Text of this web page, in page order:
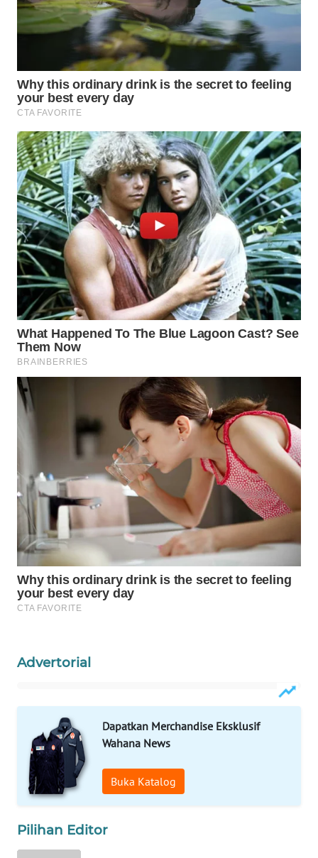
Advertorial
Dapatkan Merchandise Eksklusif
Wahana News
Buka Katalog
Pilihan Editor
TRAVEL
WAHANANEWS
ID
WAHANANEWS
CO ID
WAHANANEWS
NET
WAHANA
SPORT
WAHANA
UMKM
WAHANA
SELEB
WAHANA
OTOMOTIF
WAHANA
HEALTH
WAHANA
DESA
WISATA
Network
KONSUMEN
LISTRIK
MASYARAKAT
KELISTRIKAN